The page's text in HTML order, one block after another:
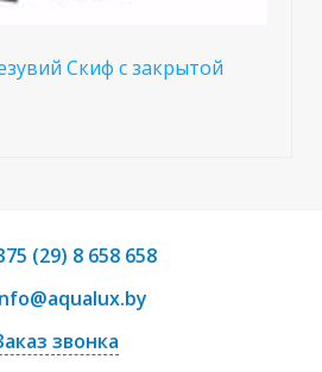
Скиф с закрытой
(29) 8 658 658
звонка